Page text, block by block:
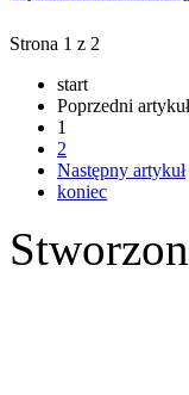
Strona 1 z 2
start
Poprzedni artykuł
1
2
Następny artykuł
koniec